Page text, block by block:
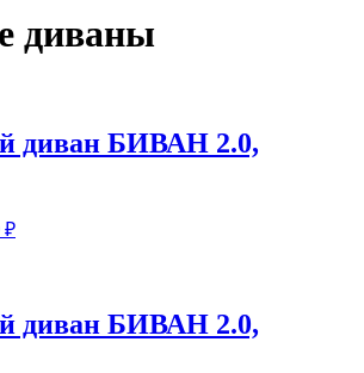
диваны
диван БИВАН 2.0,
₽
диван БИВАН 2.0,